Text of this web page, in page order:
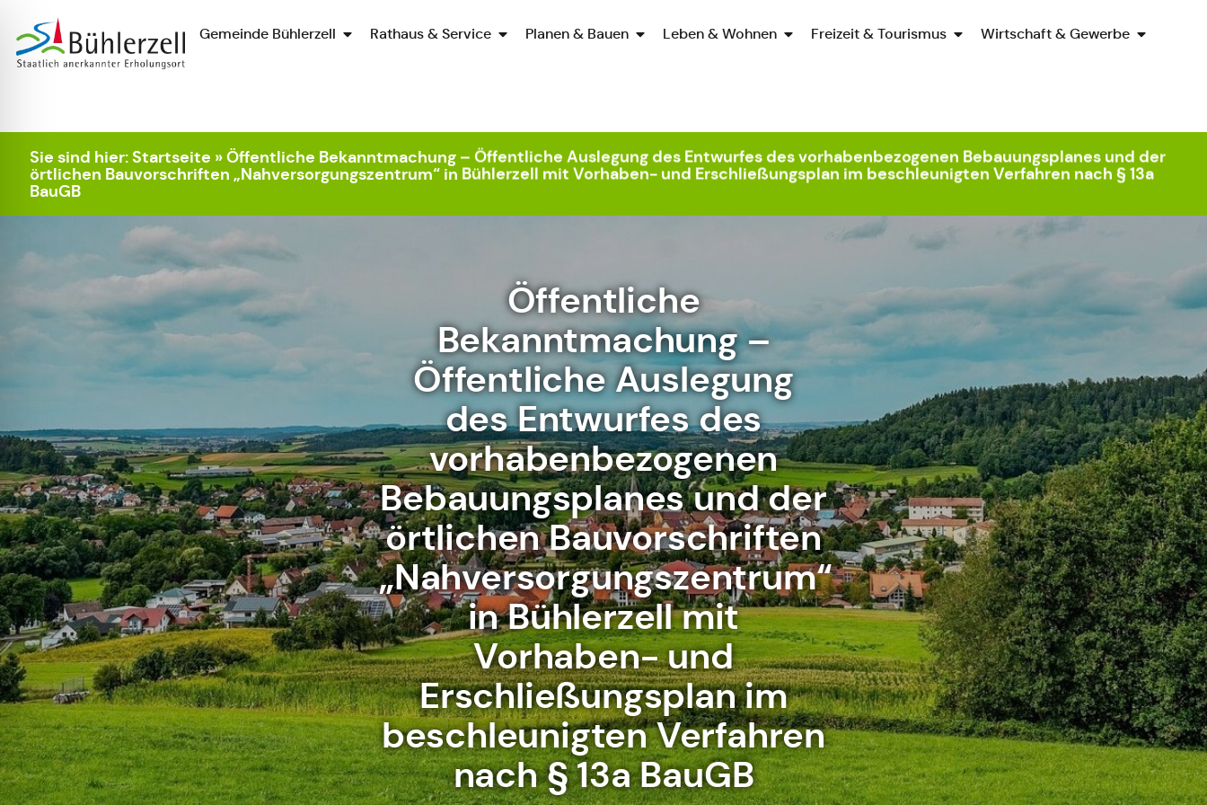
Gemeinde Bühlerzell Rathaus & Service Planen & Bauen Leben & Wohnen Freizeit & Tourismus Wirtschaft & Gewerbe
Sie sind hier:Startseite »Öffentliche Bekanntmachung – Öffentliche Auslegung des Entwurfes des vorhabenbezogenen Bebauungsplanes und der
örtlichen Bauvorschriften „Nahversorgungszentrum“ in Bühlerzell mit Vorhaben- und Erschließungsplan im beschleunigten Verfahren nach § 13a
BauGB
Öffentliche
Bekanntmachung –
Öffentliche Auslegung
des Entwurfes des
vorhabenbezogenen
Bebauungsplanes und der
örtlichen Bauvorschriften
„Nahversorgungszentrum“
in Bühlerzell mit
Vorhaben- und
Erschließungsplan im
beschleunigten Verfahren
nach § 13a BauGB